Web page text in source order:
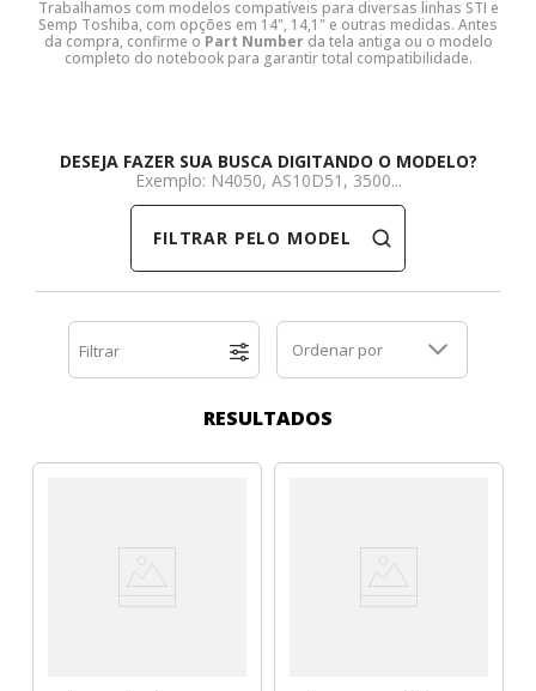
Dell
Itautec
LG
HP
Lenovo
Philco
Positivo
Toshiba
Sony Vaio
Tela para Iphone
Samsung
Toshiba
Samsung
DDR4
SSD M.2 SATA
Caddy para SSD
Cooler Interno
Limpa Telas
Memória DDR4
SSD SATA
Trabalhamos com modelos compatíveis para diversas linhas STI e
Semp Toshiba, com opções em 14", 14,1" e outras medidas. Antes
da compra, confirme o Part Numberda tela antiga ou o modelo
completo do notebook para garantir total compatibilidade.
DESEJA FAZER SUA BUSCA DIGITANDO O MODELO?
Exemplo: N4050, AS10D51, 3500...
FILTRAR PELO MODELO
Filtrar Ordenar por
RESULTADOS